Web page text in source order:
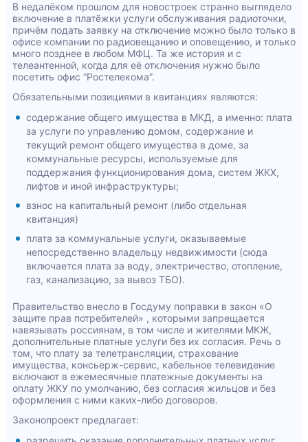
В недалёком прошлом для новостроек странно выглядело
включение в платёжки услуги обслуживания радиоточки,
причём подать заявку на отключение можно было только в
офисе компании по радиовещанию и оповещению, и только
много позднее в любом МФЦ. Та же история и с
телеантенной, когда для её отключения нужно было
посетить офис “Ростелекома”.
Обязательными позициями в квитанциях являются:
содержание общего имущества в МКД, а именно: плата
за услуги по управлению домом, содержание и
текущий ремонт общего имущества в доме, за
коммунальные ресурсы, используемые для
поддержания функционирования дома, систем ЖКХ,
лифтов и иной инфраструктуры;
взнос на капитальный ремонт (либо отдельная
квитанция)
плата за коммунальные услуги, оказываемые
непосредственно владельцу недвижимости (сюда
включается плата за воду, электричество, отопление,
газ, канализацию, за вывоз ТБО).
Правительство внесло в Госдуму поправки в закон «О
защите прав потребителей» , которыми запрещается
навязывать россиянам, в том числе и жителями МКЖ,
дополнительные платные услуги без их согласия. Речь о
том, что плату за телетрансляции, страхование
имущества, консьерж-сервис, кабельное телевидение
включают в ежемесячные платежные документы на
оплату ЖКУ по умолчанию, без согласия жильцов и без
оформления с ними каких-либо договоров.
Законопроект предлагает: